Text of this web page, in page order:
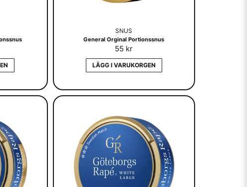
SNUS
General Orginal Portionssnus
55 kr
LÄGG I VARUKORGEN